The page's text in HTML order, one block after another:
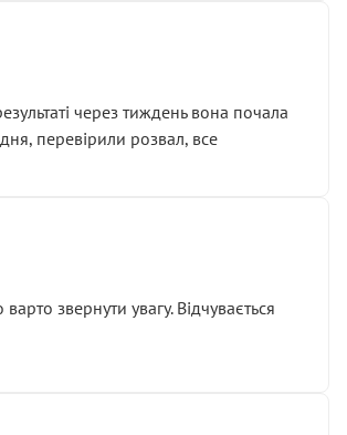
через тиждень вона почала
перевірили розвал, все
звернути увагу. Відчувається